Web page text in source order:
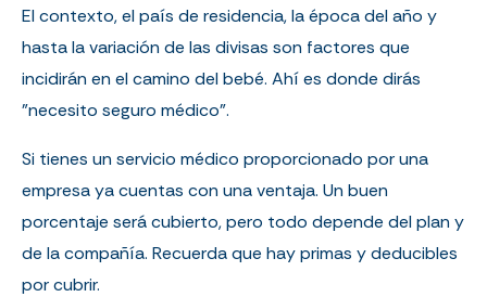
El contexto, el país de residencia, la época del año y
hasta la variación de las divisas son factores que
incidirán en el camino del bebé. Ahí es donde dirás
"necesito seguro médico".
Si tienes un servicio médico proporcionado por una
empresa ya cuentas con una ventaja. Un buen
porcentaje será cubierto, pero todo depende del plan y
de la compañía. Recuerda que hay primas y deducibles
por cubrir.